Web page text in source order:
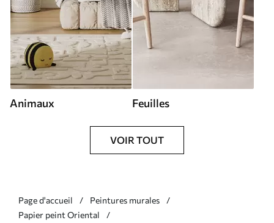
Animaux Feuilles
VOIR TOUT
Page d'accueil
Peintures murales
Papier peint Oriental